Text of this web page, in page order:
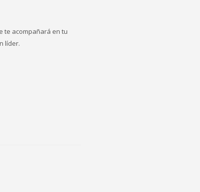
te acompañará en tu
líder.